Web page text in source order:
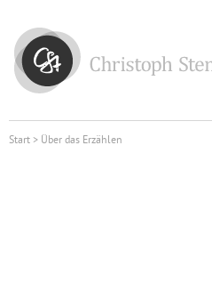
Start> Über das Erzählen